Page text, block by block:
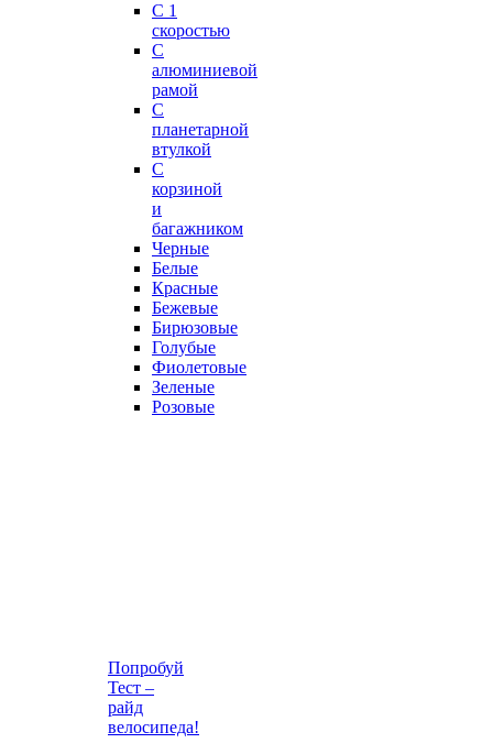
С 1
скоростью
С
алюминиевой
рамой
С
планетарной
втулкой
С
корзиной
и
багажником
Черные
Белые
Красные
Бежевые
Бирюзовые
Голубые
Фиолетовые
Зеленые
Розовые
Попробуй
Тест –
райд
велосипеда!